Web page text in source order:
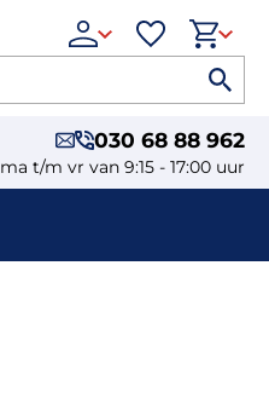
030 68 88 962
ma t/m vr van 9:15 - 17:00 uur